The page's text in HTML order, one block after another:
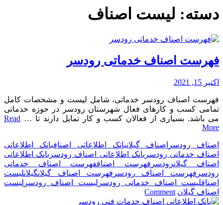
دسته: لیست اصناف
فهرست اصناف خدماتی رودسر
اکتبر 15, 2021
فهرست اصناف رودسر خدماتی، شامل لیست و مشخصات کامل
تمامی کسب و کارهای فعال شهرستان رودسر در حوزه خدماتی
می باشد. بسیاری از فعالان کسب و کار تمایل دارند تا … Read
More
اصناف رودسر اصناف گیلانبانک اطلاعاتی اصنافبانک اطلاعاتی
اصناف خدماتی رودسر بانک اطلاعاتی اصناف رودسر بانک اطلاعاتی
اصناف گیلانرودسر فهرست اصناففهرست اصناف خدماتی
رودسر فهرست اصناف رودسر فهرست اصناف گیلانگیلانلیست
اصنافلیست اصناف خدماتی رودسر لیست اصناف رودسر لیست
اصناف گیلان Comment
on
فهرست